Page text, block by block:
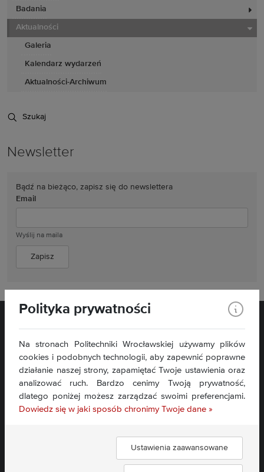
Badania
Aktualności
Galeria
Kalendarz wydarzeń
Aktualności-Archiwum
Szukaj
Newsletter
Bądź na bieżąco, zapisz się do newslettera
Email
Wyślij na maila
ul. Bolesława Prusa 53/55
50-317 Wrocław
Mapa serwisu »
Polityka prywatności
Na stronach Politechniki Wrocławskiej używamy plików
cookies i podobnych technologii, aby zapewnić poprawne
działanie naszej strony, zapamiętać Twoje ustawienia oraz
analizować ruch. Bardzo cenimy Twoją prywatność,
dlatego poniżej możesz zarządzać swoimi preferencjami.
Dowiedz się w jaki sposób chronimy Twoje dane »
Ustawienia zaawansowane